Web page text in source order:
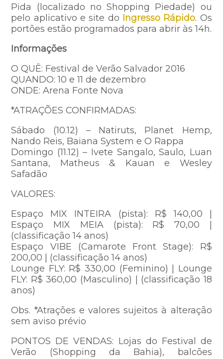
Pida (localizado no Shopping Piedade) ou
pelo aplicativo e site do Ingresso Rápido. Os
portões estão programados para abrir às 14h.
Informações
O QUÊ: Festival de Verão Salvador 2016
QUANDO: 10 e 11 de dezembro
ONDE: Arena Fonte Nova
*ATRAÇÕES CONFIRMADAS:
Sábado (10.12) – Natiruts, Planet Hemp,
Nando Reis, Baiana System e O Rappa
Domingo (11.12) – Ivete Sangalo, Saulo, Luan
Santana, Matheus & Kauan e Wesley
Safadão
VALORES:
Espaço MIX INTEIRA (pista): R$ 140,00 |
Espaço MIX MEIA (pista): R$ 70,00 |
(classificação 14 anos)
Espaço VIBE (Camarote Front Stage): R$
200,00 | (classificação 14 anos)
Lounge FLY: R$ 330,00 (Feminino) | Lounge
FLY: R$ 360,00 (Masculino) | (classificação 18
anos)
Obs. *Atrações e valores sujeitos à alteração
sem aviso prévio
PONTOS DE VENDAS: Lojas do Festival de
Verão (Shopping da Bahia), balcões